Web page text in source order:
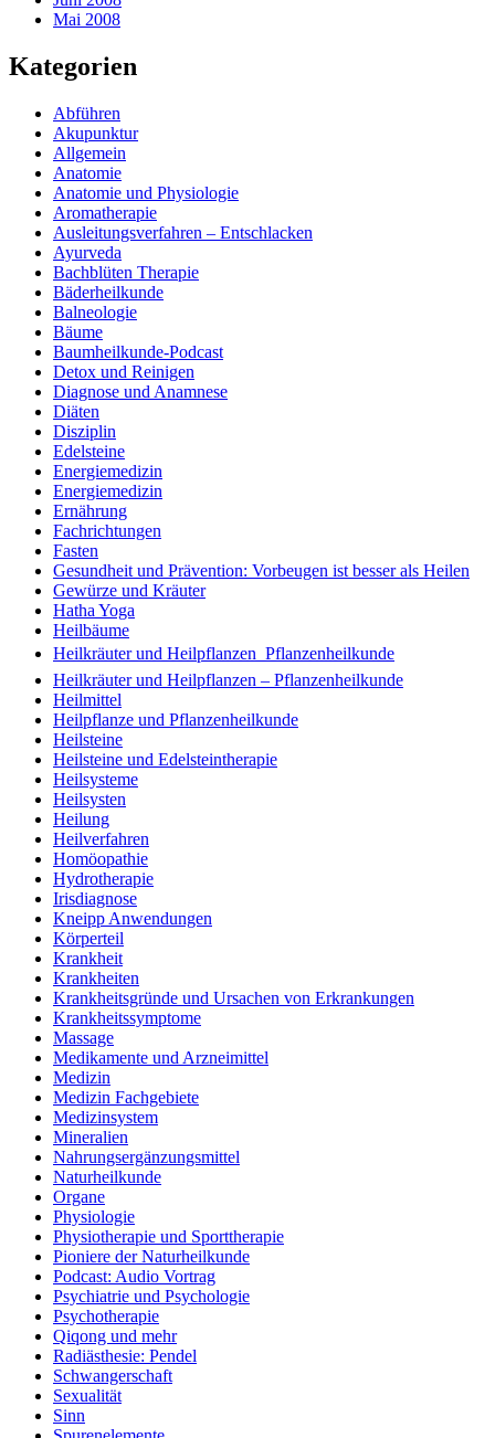
Mai 2008
Kategorien
Abführen
Akupunktur
Allgemein
Anatomie
Anatomie und Physiologie
Aromatherapie
Ausleitungsverfahren – Entschlacken
Ayurveda
Bachblüten Therapie
Bäderheilkunde
Balneologie
Bäume
Baumheilkunde-Podcast
Detox und Reinigen
Diagnose und Anamnese
Diäten
Disziplin
Edelsteine
Energiemedizin
Energiemedizin
Ernährung
Fachrichtungen
Fasten
Gesundheit und Prävention: Vorbeugen ist besser als Heilen
Gewürze und Kräuter
Hatha Yoga
Heilbäume
Heilkräuter und Heilpflanzen  Pflanzenheilkunde
Heilkräuter und Heilpflanzen – Pflanzenheilkunde
Heilmittel
Heilpflanze und Pflanzenheilkunde
Heilsteine
Heilsteine und Edelsteintherapie
Heilsysteme
Heilsysten
Heilung
Heilverfahren
Homöopathie
Hydrotherapie
Irisdiagnose
Kneipp Anwendungen
Körperteil
Krankheit
Krankheiten
Krankheitsgründe und Ursachen von Erkrankungen
Krankheitssymptome
Massage
Medikamente und Arzneimittel
Medizin
Medizin Fachgebiete
Medizinsystem
Mineralien
Nahrungsergänzungsmittel
Naturheilkunde
Organe
Physiologie
Physiotherapie und Sporttherapie
Pioniere der Naturheilkunde
Podcast: Audio Vortrag
Psychiatrie und Psychologie
Psychotherapie
Qiqong und mehr
Radiästhesie: Pendel
Schwangerschaft
Sexualität
Sinn